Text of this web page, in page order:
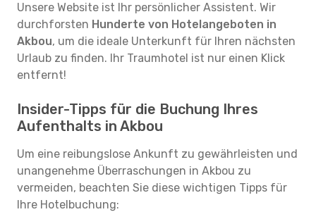
Unsere Website ist Ihr persönlicher Assistent. Wir
durchforsten Hunderte von Hotelangeboten in
Akbou, um die ideale Unterkunft für Ihren nächsten
Urlaub zu finden. Ihr Traumhotel ist nur einen Klick
entfernt!
Insider-Tipps für die Buchung Ihres
Aufenthalts in Akbou
Um eine reibungslose Ankunft zu gewährleisten und
unangenehme Überraschungen in Akbou zu
vermeiden, beachten Sie diese wichtigen Tipps für
Ihre Hotelbuchung: